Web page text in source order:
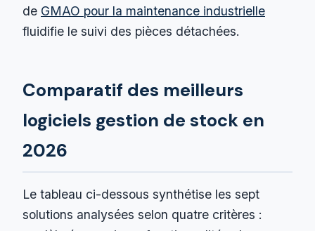
de GMAO pour la maintenance industrielle
fluidifie le suivi des pièces détachées.
Comparatif des meilleurs
logiciels gestion de stock en
2026
Le tableau ci-dessous synthétise les sept
solutions analysées selon quatre critères :